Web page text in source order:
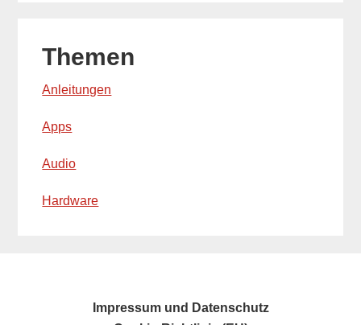
Themen
Anleitungen
Apps
Audio
Hardware
Impressum und Datenschutz